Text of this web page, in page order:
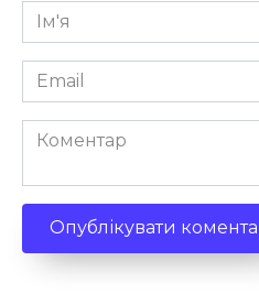
Ім'я
*
Email
*
Коментар